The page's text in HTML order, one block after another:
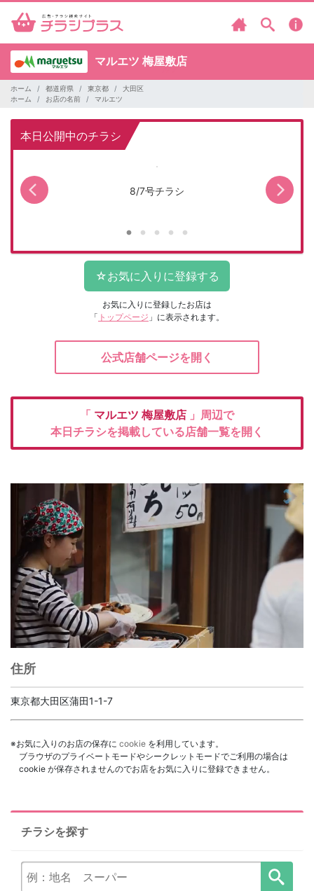
マルエツ 梅屋敷店
ホーム 都道府県 東京都
大田区
ホーム
お店の名前 マルエツ
本日公開中のチラシ
8/7号チラシ
お気に入りに登録したお店は
「 トップページ 」に表示されます。
公式店舗ページを開く
「 マルエツ 梅屋敷店 」周辺で
本日チラシを掲載している店舗一覧を開く
住所
東京都大田区蒲田1-1-7
※お気に入りのお店の保存に cookie を利用しています。
ブラウザのプライベートモードやシークレットモードでご利用の場合は
cookie が保存されませんのでお店をお気に入りに登録できません。
チラシを探す